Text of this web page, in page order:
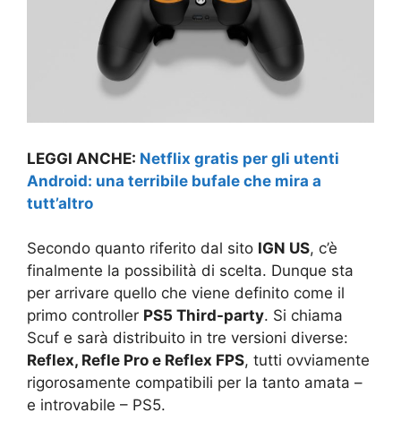
LEGGI ANCHE: Netflix gratis per gli utenti
Android: una terribile bufale che mira a
tutt’altro
Secondo quanto riferito dal sito IGN US, c’è
finalmente la possibilità di scelta. Dunque sta
per arrivare quello che viene definito come il
primo controller PS5 Third-party. Si chiama
Scuf e sarà distribuito in tre versioni diverse:
Reflex, Refle Pro e Reflex FPS, tutti ovviamente
rigorosamente compatibili per la tanto amata –
e introvabile – PS5.